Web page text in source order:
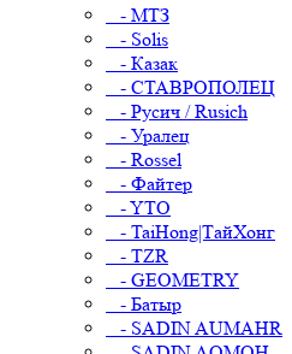
- МТЗ
- Solis
- Казак
- СТАВРОПОЛЕЦ
- Русич / Rusich
- Уралец
- Rossel
- Файтер
- YTO
- TaiHong|ТайХонг
- TZR
- GEOMETRY
- Батыр
- SADIN AUMAHR